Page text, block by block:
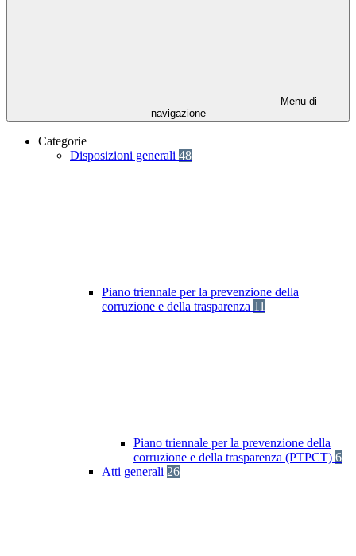
Menu di
navigazione
Categorie
Disposizioni generali 48
Piano triennale per la prevenzione della
corruzione e della trasparenza 11
Piano triennale per la prevenzione della
corruzione e della trasparenza (PTPCT) 6
Atti generali 26